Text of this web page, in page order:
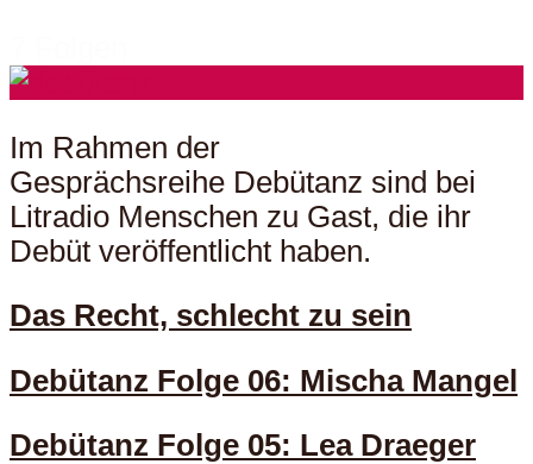
Im Rahmen der
Gesprächsreihe Debütanz sind bei
Litradio Menschen zu Gast, die ihr
Debüt veröffentlicht haben.
Das Recht, schlecht zu sein
Debütanz Folge 06: Mischa Mangel
Debütanz Folge 05: Lea Draeger